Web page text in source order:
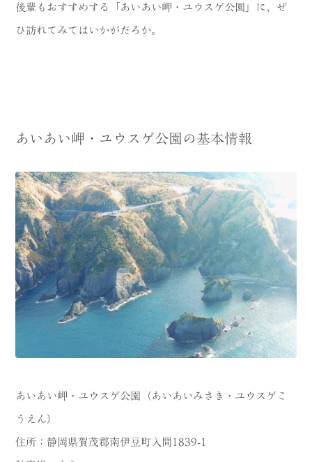
後輩もおすすめする「あいあい岬・ユウスゲ公園」に、ぜ
ひ訪れてみてはいかがだろか。
あいあい岬・ユウスゲ公園の基本情報
あいあい岬・ユウスゲ公園（あいあいみさき・ユウスゲこ
うえん）
住所：静岡県賀茂郡南伊豆町入間1839-1